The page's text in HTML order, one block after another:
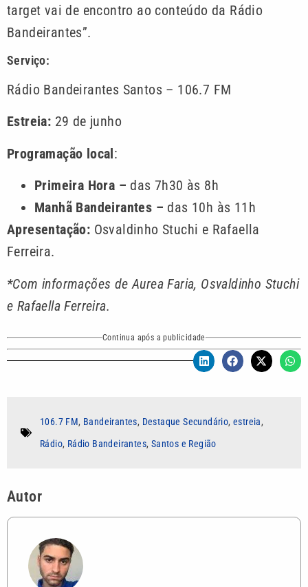
target vai de encontro ao conteúdo da Rádio
Bandeirantes”.
Serviço:
Rádio Bandeirantes Santos – 106.7 FM
Estreia: 29 de junho
Programação local:
Primeira Hora – das 7h30 às 8h
Manhã Bandeirantes – das 10h às 11h
Apresentação: Osvaldinho Stuchi e Rafaella
Ferreira.
*Com informações de Aurea Faria, Osvaldinho Stuchi
e Rafaella Ferreira.
Continua após a publicidade
106.7 FM, Bandeirantes, Destaque Secundário,estreia,
Rádio, Rádio Bandeirantes, Santos e Região
Autor